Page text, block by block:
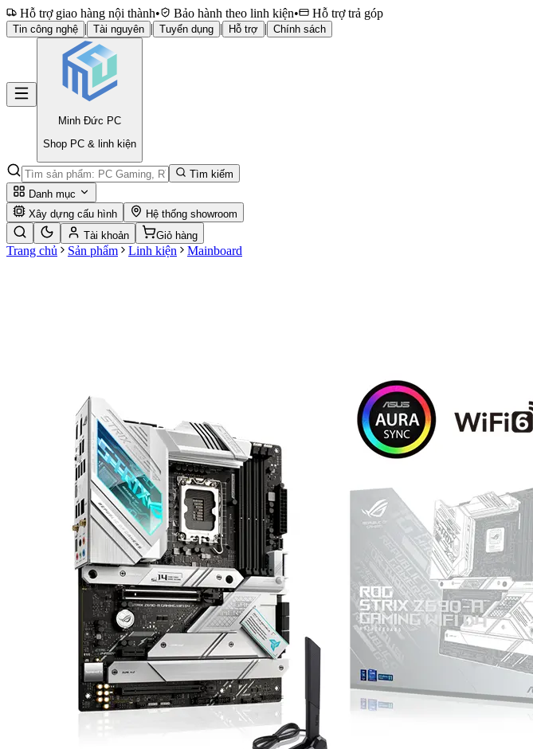
Hỗ trợ giao hàng nội thành• Bảo hành theo linh kiện• Hỗ trợ trả góp
Tin công nghệ | Tài nguyên | Tuyển dụng | Hỗ trợ | Chính sách
Minh Đức PC
Shop PC & linh kiện
Tìm kiếm
Danh mục
Xây dựng cấu hình
Hệ thống showroom
Tài khoản
Giỏ hàng
Trang chủ Sản phẩm Linh kiện Mainboard